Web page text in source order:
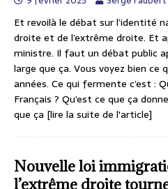
Et revoilà le débat sur l’identité
droite et de l’extrême droite. Et
ministre. Il faut un débat public
large que ça. Vous voyez bien ce
années. Ce qui fermente c’est :
Français ? Qu’est ce que ça
que ça [lire la suite de l'article]
Nouvelle loi
l’extrême droite